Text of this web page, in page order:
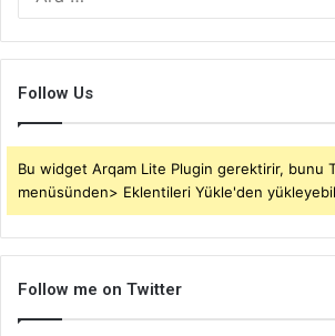
Follow Us
Bu widget Arqam Lite Plugin gerektirir, bunu
menüsünden> Eklentileri Yükle'den
Follow me on Twitter